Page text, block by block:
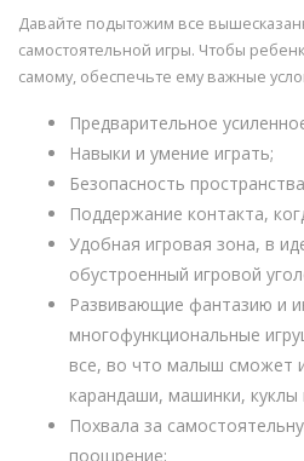
Давайте подытожим все
самостоятельной игры. Чтобы
самому, обеспечьте ему важные
Предварительное
Навыки и умение играть;
Безопасность
Поддержание контакта,
Удобная игровая зона, в
обустроенный игровой
Развивающие фантазию и
многофункциональные
все, во что малыш сможет
карандаши, машинки, куклы
Похвала за
поощрение;